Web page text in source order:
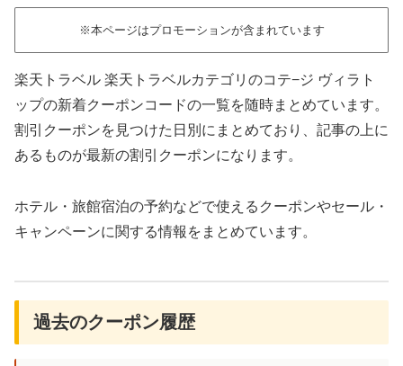
※本ページはプロモーションが含まれています
楽天トラベル 楽天トラベルカテゴリのコテ−ジ ヴィラト
ップの新着クーポンコードの一覧を随時まとめています。
割引クーポンを見つけた日別にまとめており、記事の上に
あるものが最新の割引クーポンになります。
ホテル・旅館宿泊の予約などで使えるクーポンやセール・
キャンペーンに関する情報をまとめています。
過去のクーポン履歴